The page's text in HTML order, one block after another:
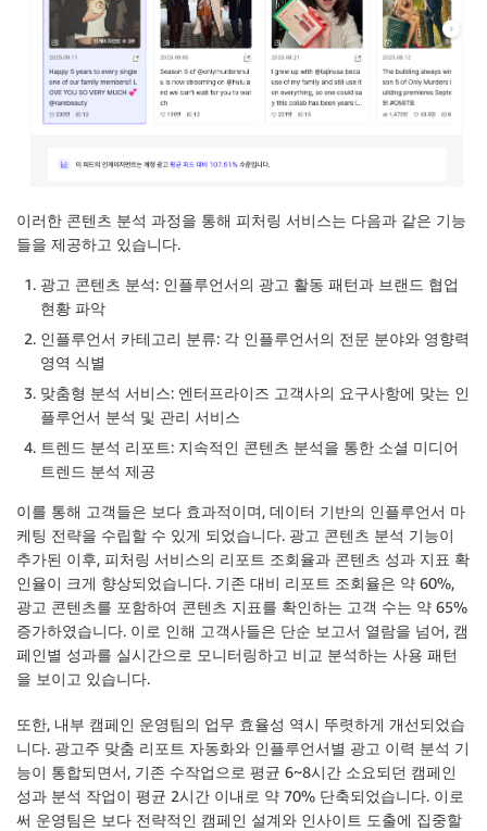
이러한 콘텐츠 분석 과정을 통해 피처링 서비스는 다음과 같은 기능
들을 제공하고 있습니다.
광고 콘텐츠 분석: 인플루언서의 광고 활동 패턴과 브랜드 협업
현황 파악
인플루언서 카테고리 분류: 각 인플루언서의 전문 분야와 영향력
영역 식별
맞춤형 분석 서비스: 엔터프라이즈 고객사의 요구사항에 맞는 인
플루언서 분석 및 관리 서비스
트렌드 분석 리포트: 지속적인 콘텐츠 분석을 통한 소셜 미디어
트렌드 분석 제공
이를 통해 고객들은 보다 효과적이며, 데이터 기반의 인플루언서 마
케팅 전략을 수립할 수 있게 되었습니다. 광고 콘텐츠 분석 기능이
추가된 이후, 피처링 서비스의 리포트 조회율과 콘텐츠 성과 지표 확
인율이 크게 향상되었습니다. 기존 대비 리포트 조회율은 약 60%,
광고 콘텐츠를 포함하여 콘텐츠 지표를 확인하는 고객 수는 약 65%
증가하였습니다. 이로 인해 고객사들은 단순 보고서 열람을 넘어, 캠
페인별 성과를 실시간으로 모니터링하고 비교 분석하는 사용 패턴
을 보이고 있습니다.
또한, 내부 캠페인 운영팀의 업무 효율성 역시 뚜렷하게 개선되었습
니다. 광고주 맞춤 리포트 자동화와 인플루언서별 광고 이력 분석 기
능이 통합되면서, 기존 수작업으로 평균 6~8시간 소요되던 캠페인
성과 분석 작업이 평균 2시간 이내로 약 70% 단축되었습니다. 이로
써 운영팀은 보다 전략적인 캠페인 설계와 인사이트 도출에 집중할